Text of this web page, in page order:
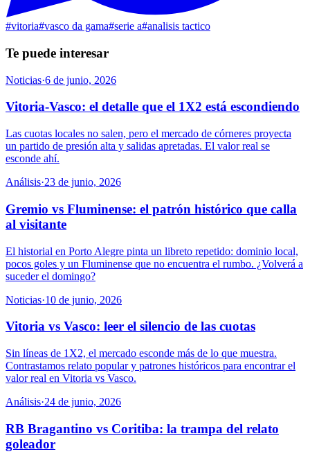
#vitoria#vasco da gama#serie a#analisis tactico
Te puede interesar
Noticias·6 de junio, 2026
Vitoria-Vasco: el detalle que el 1X2 está escondiendo
Las cuotas locales no salen, pero el mercado de córneres proyecta
un partido de presión alta y salidas apretadas. El valor real se
esconde ahí.
Análisis·23 de junio, 2026
Gremio vs Fluminense: el patrón histórico que calla
al visitante
El historial en Porto Alegre pinta un libreto repetido: dominio local,
pocos goles y un Fluminense que no encuentra el rumbo. ¿Volverá a
suceder el domingo?
Noticias·10 de junio, 2026
Vitoria vs Vasco: leer el silencio de las cuotas
Sin líneas de 1X2, el mercado esconde más de lo que muestra.
Contrastamos relato popular y patrones históricos para encontrar el
valor real en Vitoria vs Vasco.
Análisis·24 de junio, 2026
RB Bragantino vs Coritiba: la trampa del relato
goleador